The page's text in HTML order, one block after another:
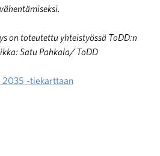
on toteutettu yhteistyössä ToDD:n
Satu Pahkala/ ToDD
2035 -tiekarttaan